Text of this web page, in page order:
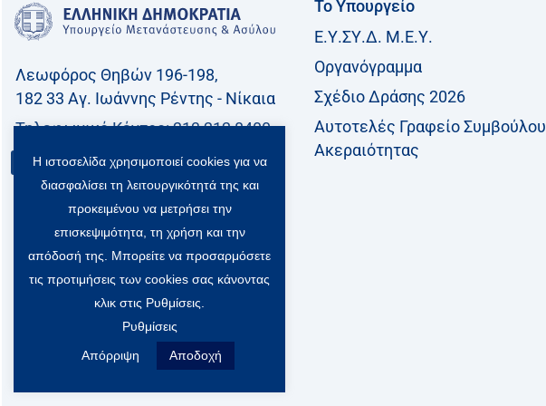
Λεωφόρος Θηβών 196-198,
182 33 Aγ. Ιωάννης Ρέντης - Νίκαια
Τηλεφωνικό Kέντρο: 213 212 8400
Επικοινωνία
Το Υπουργείο
Ε.Υ.ΣΥ.Δ. Μ.Ε.Υ.
Οργανόγραμμα
Σχέδιο Δράσης 2026
Αυτοτελές Γραφείο Συμβούλου
Ακεραιότητας
Η ιστοσελίδα χρησιμοποιεί cookies για να
διασφαλίσει τη λειτουργικότητά της και
προκειμένου να μετρήσει την
επισκεψιμότητα, τη χρήση και την
απόδοσή της. Μπορείτε να προσαρμόσετε
τις προτιμήσεις των cookies σας κάνοντας
κλικ στις Ρυθμίσεις.
Ρυθμίσεις
Απόρριψη Αποδοχή